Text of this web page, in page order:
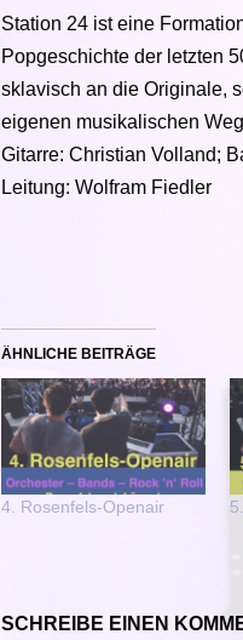
Station 24 ist eine
Popgeschichte der letzten
sklavisch an die Originale,
eigenen musikalischen
Gitarre: Christian Volland;
Leitung: Wolfram Fiedler
ÄHNLICHE BEITRÄGE
4. Rosenfels-Openair
SCHREIBE EINEN